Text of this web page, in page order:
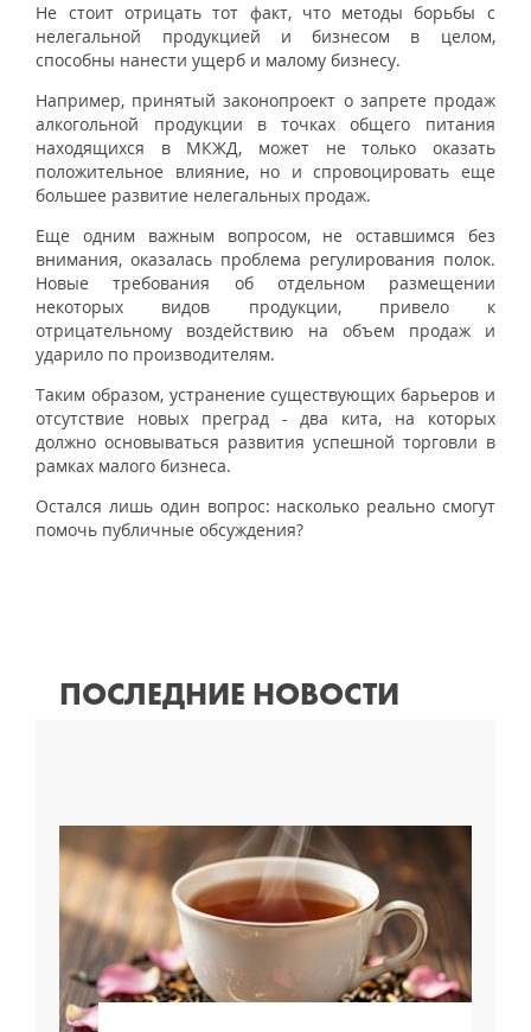
Не стоит отрицать тот факт, что методы борьбы с
нелегальной продукцией и бизнесом в целом,
способны нанести ущерб и малому бизнесу.
Например, принятый законопроект о запрете продаж
алкогольной продукции в точках общего питания
находящихся в МКЖД, может не только оказать
положительное влияние, но и спровоцировать еще
большее развитие нелегальных продаж.
Еще одним важным вопросом, не оставшимся без
внимания, оказалась проблема регулирования полок.
Новые требования об отдельном размещении
некоторых видов продукции, привело к
отрицательному воздействию на объем продаж и
ударило по производителям.
Таким образом, устранение существующих барьеров и
отсутствие новых преград - два кита, на которых
должно основываться развития успешной торговли в
рамках малого бизнеса.
Остался лишь один вопрос: насколько реально смогут
помочь публичные обсуждения?
ПОСЛЕДНИЕ НОВОСТИ